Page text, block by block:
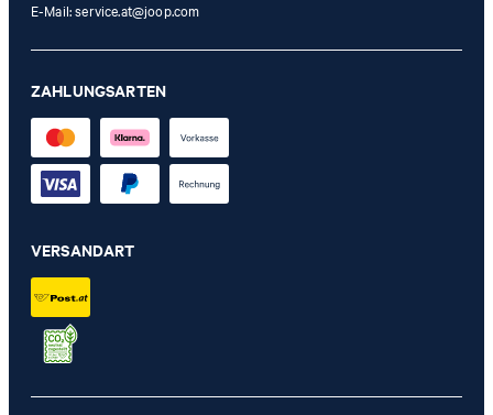
E-Mail:service.at@joop.com
ZAHLUNGSARTEN
VERSANDART